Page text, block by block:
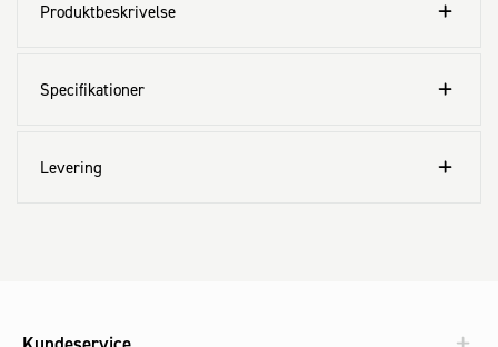
Produktbeskrivelse
Specifikationer
Levering